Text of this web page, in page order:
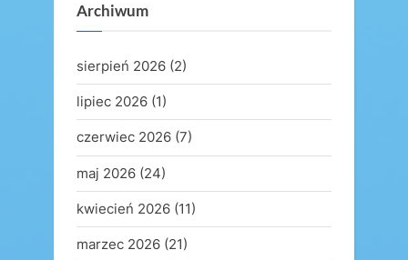
Archiwum
sierpień 2026 (2)
lipiec 2026 (1)
czerwiec 2026 (7)
maj 2026 (24)
kwiecień 2026 (11)
marzec 2026 (21)